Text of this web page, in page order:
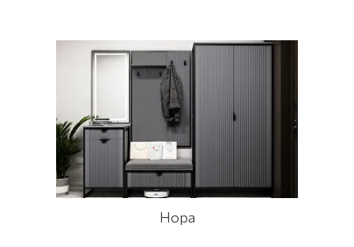
Нора